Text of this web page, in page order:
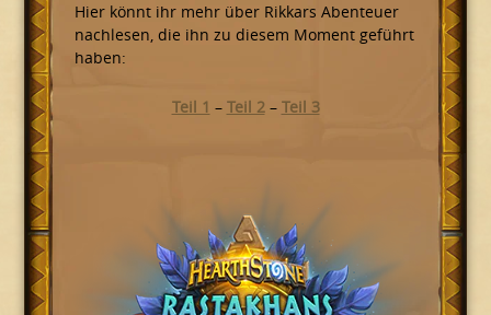
Hier könnt ihr mehr über Rikkars Abenteuer
nachlesen, die ihn zu diesem Moment geführt
haben:
Teil 1 – Teil 2– Teil 3